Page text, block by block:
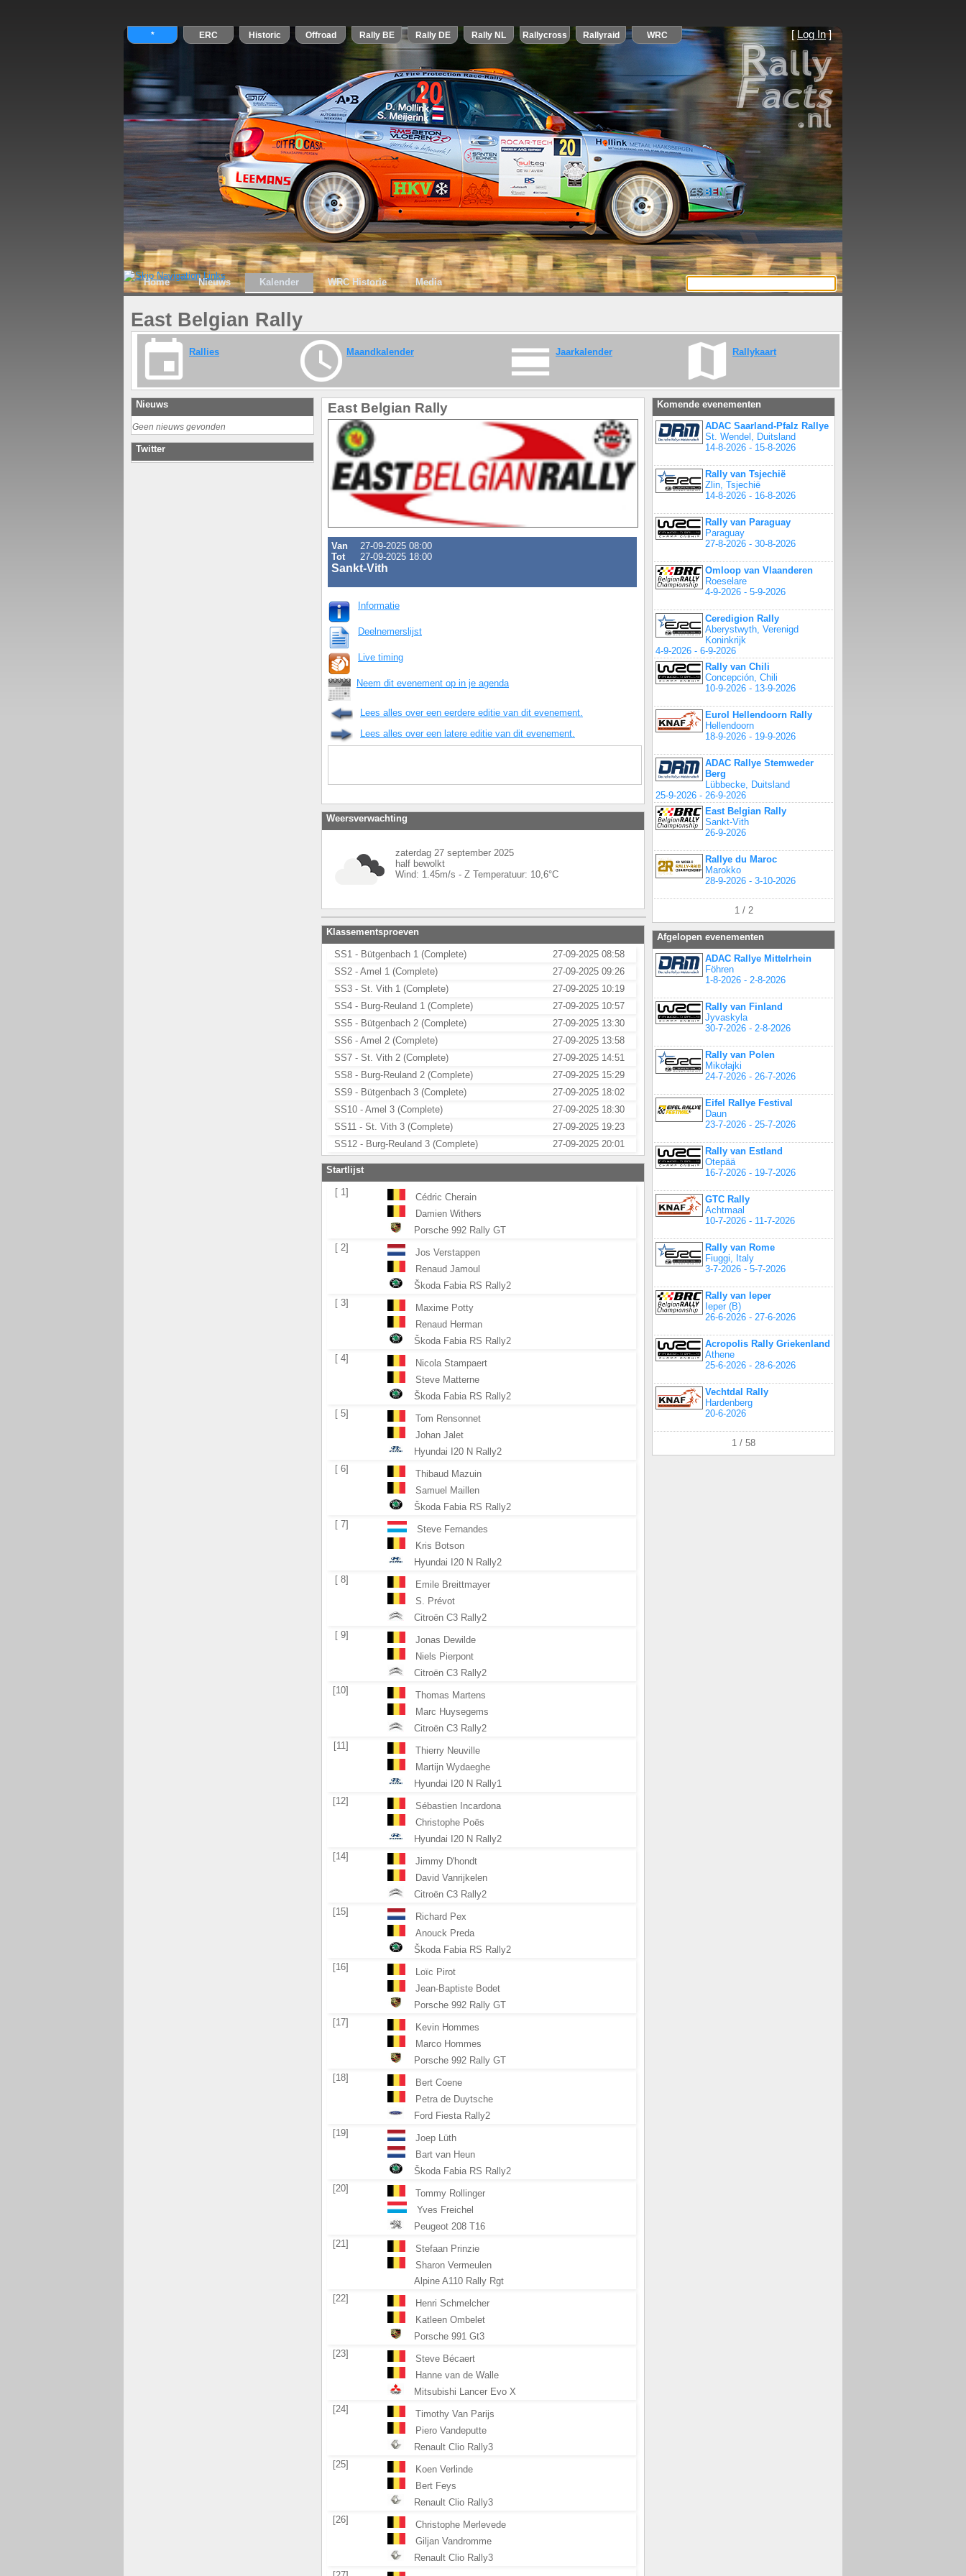
[ Log In]
Home Nieuws Kalender WRC Historie Media
East Belgian Rally
Rallies Maandkalender Jaarkalender Rallykaart
Nieuws
Geen nieuws gevonden
Twitter
East Belgian Rally
Van
27-09-2025 08:00
Tot
27-09-2025 18:00
Sankt-Vith
Informatie
Deelnemerslijst
Live timing
Neem dit evenement op in je agenda
Lees alles over een eerdere editie van dit evenement.
Lees alles over een latere editie van dit evenement.
Weersverwachting
zaterdag 27 september 2025
half bewolkt
Wind: 1.45m/s - Z Temperatuur: 10,6°C
Klassementsproeven
SS1 - Bütgenbach 1 (Complete)
27-09-2025 08:58
SS2 - Amel 1 (Complete)
27-09-2025 09:26
SS3 - St. Vith 1 (Complete)
27-09-2025 10:19
SS4 - Burg-Reuland 1 (Complete)
27-09-2025 10:57
SS5 - Bütgenbach 2 (Complete)
27-09-2025 13:30
SS6 - Amel 2 (Complete)
27-09-2025 13:58
SS7 - St. Vith 2 (Complete)
27-09-2025 14:51
SS8 - Burg-Reuland 2 (Complete)
27-09-2025 15:29
SS9 - Bütgenbach 3 (Complete)
27-09-2025 18:02
SS10 - Amel 3 (Complete)
27-09-2025 18:30
SS11 - St. Vith 3 (Complete)
27-09-2025 19:23
SS12 - Burg-Reuland 3 (Complete)
27-09-2025 20:01
Startlijst
[ 1]
Cédric Cherain
Damien Withers
Porsche 992 Rally GT
[ 2]
Jos Verstappen
Renaud Jamoul
Škoda Fabia RS Rally2
[ 3]
Maxime Potty
Renaud Herman
Škoda Fabia RS Rally2
[ 4]
Nicola Stampaert
Steve Matterne
Škoda Fabia RS Rally2
[ 5]
Tom Rensonnet
Johan Jalet
Hyundai I20 N Rally2
[ 6]
Thibaud Mazuin
Samuel Maillen
Škoda Fabia RS Rally2
[ 7]
Steve Fernandes
Kris Botson
Hyundai I20 N Rally2
[ 8]
Emile Breittmayer
S. Prévot
Citroën C3 Rally2
[ 9]
Jonas Dewilde
Niels Pierpont
Citroën C3 Rally2
[10]
Thomas Martens
Marc Huysegems
Citroën C3 Rally2
[11]
Thierry Neuville
Martijn Wydaeghe
Hyundai I20 N Rally1
[12]
Sébastien Incardona
Christophe Poës
Hyundai I20 N Rally2
[14]
Jimmy D'hondt
David Vanrijkelen
Citroën C3 Rally2
[15]
Richard Pex
Anouck Preda
Škoda Fabia RS Rally2
[16]
Loïc Pirot
Jean-Baptiste Bodet
Porsche 992 Rally GT
[17]
Kevin Hommes
Marco Hommes
Porsche 992 Rally GT
[18]
Bert Coene
Petra de Duytsche
Ford Fiesta Rally2
[19]
Joep Lüth
Bart van Heun
Škoda Fabia RS Rally2
[20]
Tommy Rollinger
Yves Freichel
Peugeot 208 T16
[21]
Stefaan Prinzie
Sharon Vermeulen
Alpine A110 Rally Rgt
[22]
Henri Schmelcher
Katleen Ombelet
Porsche 991 Gt3
[23]
Steve Bécaert
Hanne van de Walle
Mitsubishi Lancer Evo X
[24]
Timothy Van Parijs
Piero Vandeputte
Renault Clio Rally3
[25]
Koen Verlinde
Bert Feys
Renault Clio Rally3
[26]
Christophe Merlevede
Giljan Vandromme
Renault Clio Rally3
Komende evenementen
ADAC Saarland-Pfalz Rallye
St. Wendel, Duitsland
14-8-2026 - 15-8-2026
Rally van Tsjechië
Zlin, Tsjechië
14-8-2026 - 16-8-2026
Rally van Paraguay
Paraguay
27-8-2026 - 30-8-2026
Omloop van Vlaanderen
Roeselare
4-9-2026 - 5-9-2026
Ceredigion Rally
Aberystwyth, Verenigd
Koninkrijk
4-9-2026 - 6-9-2026
Rally van Chili
Concepción, Chili
10-9-2026 - 13-9-2026
Eurol Hellendoorn Rally
Hellendoorn
18-9-2026 - 19-9-2026
ADAC Rallye Stemweder
Berg
Lübbecke, Duitsland
25-9-2026 - 26-9-2026
East Belgian Rally
Sankt-Vith
26-9-2026
Rallye du Maroc
Marokko
28-9-2026 - 3-10-2026
1 / 2
Afgelopen evenementen
ADAC Rallye Mittelrhein
Föhren
1-8-2026 - 2-8-2026
Rally van Finland
Jyvaskyla
30-7-2026 - 2-8-2026
Rally van Polen
Mikołajki
24-7-2026 - 26-7-2026
Eifel Rallye Festival
Daun
23-7-2026 - 25-7-2026
Rally van Estland
Otepää
16-7-2026 - 19-7-2026
GTC Rally
Achtmaal
10-7-2026 - 11-7-2026
Rally van Rome
Fiuggi, Italy
3-7-2026 - 5-7-2026
Rally van Ieper
Ieper (B)
26-6-2026 - 27-6-2026
Acropolis Rally Griekenland
Athene
25-6-2026 - 28-6-2026
Vechtdal Rally
Hardenberg
20-6-2026
1 / 58